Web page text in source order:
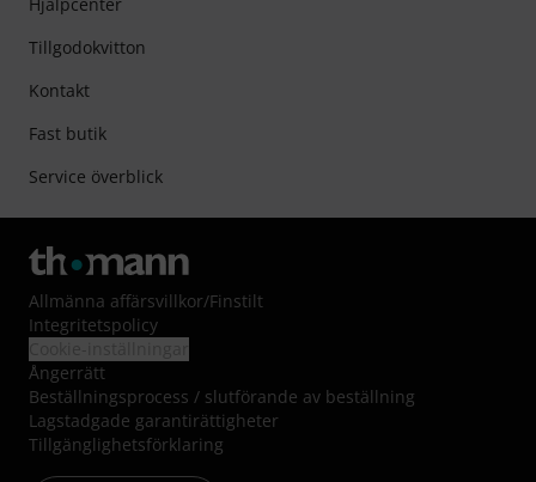
Tillgodokvitton
Kontakt
Fast butik
Service överblick
Allmänna affärsvillkor/Finstilt
Integritetspolicy
Ångerrätt
Beställningsprocess / slutförande av beställning
Lagstadgade garantirättigheter
Tillgänglighetsförklaring